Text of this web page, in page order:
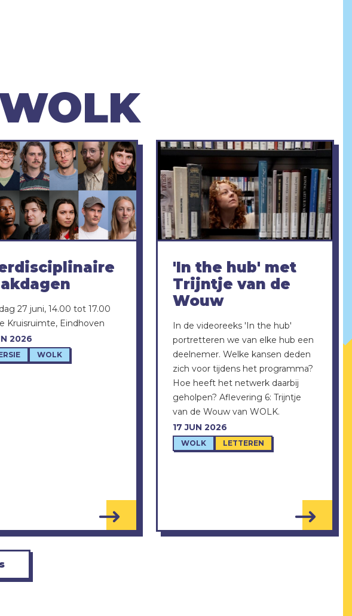
2026
WOLK
27 juni, 14.00 tot 17.00
Kruisruimte, Eindhoven
17 JUN 2026
WOLK LETTEREN
'In the hub' met
Trijntje van de
Wouw
In de videoreeks 'In the hub'
portretteren we van elke hub een
deelnemer. Welke kansen deden
zich voor tijdens het programma?
Hoe heeft het netwerk daarbij
geholpen? Aflevering 6: Trijntje
van de Wouw van WOLK.